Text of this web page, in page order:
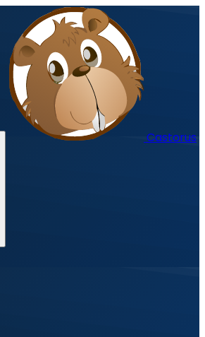
Castorus